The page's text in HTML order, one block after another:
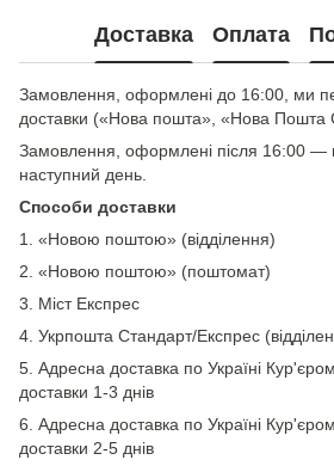
Доставка Оплата
Замовлення, оформлені до 16:00, ми
доставки («Нова пошта», «Нова Пошта
Замовлення, оформлені після 16:00
наступний день.
Способи доставки
1. «Новою поштою» (відділення)
2. «Новою поштою» (поштомат)
3. Міст Експрес
4. Укрпошта Стандарт/Експрес
5. Адресна доставка по Україні
доставки 1-3 днів
6. Адресна доставка по Україні
доставки 2-5 днів